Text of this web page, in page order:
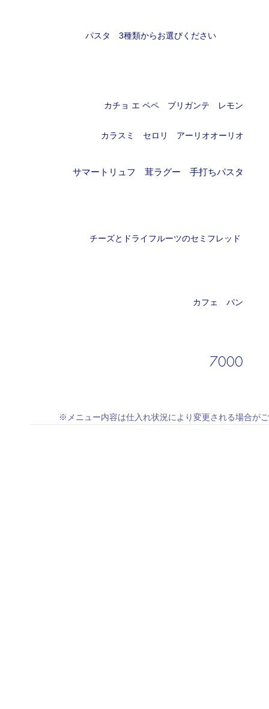
パスタ 3種類からお選びください
カチョ エ ペペ ブリガンテ レモン
カラスミ セロリ アーリオオーリオ
サマートリュフ 茸ラグー 手打ちパスタ
チーズとドライフルーツのセミフレッド
カフェ パン
7000
※メニュー内容は仕入れ状況により変更される場合が